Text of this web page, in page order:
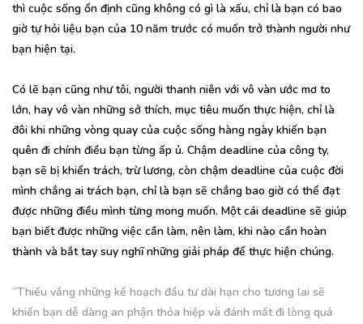
thì cuộc sống ổn định cũng không có gì là xấu, chỉ là bạn có bao
giờ tự hỏi liệu bạn của 10 năm trước có muốn trở thành người như
bạn hiện tại.
Có lẽ bạn cũng như tôi, người thanh niên với vô vàn ước mơ to
lớn, hay vô vàn những sở thích, mục tiêu muốn thực hiện, chỉ là
đôi khi những vòng quay của cuộc sống hàng ngày khiến bạn
quên đi chính điều bạn từng ấp ủ. Chậm deadline của công ty,
bạn sẽ bị khiển trách, trừ lương, còn chậm deadline của cuộc đời
mình chẳng ai trách bạn, chỉ là bạn sẽ chẳng bao giờ có thể đạt
được những điều mình từng mong muốn. Một cái deadline sẽ giúp
bạn biết được những việc cần làm, nên làm, khi nào cần hoàn
thành và bắt tay suy nghĩ những giải pháp để thực hiện chúng.
“Thiếu vắng những kế hoạch đầu tư dài hạn cho tương lai sẽ
khiến bạn dễ dàng an phận thỏa hiệp và đánh mất đi lòng quả